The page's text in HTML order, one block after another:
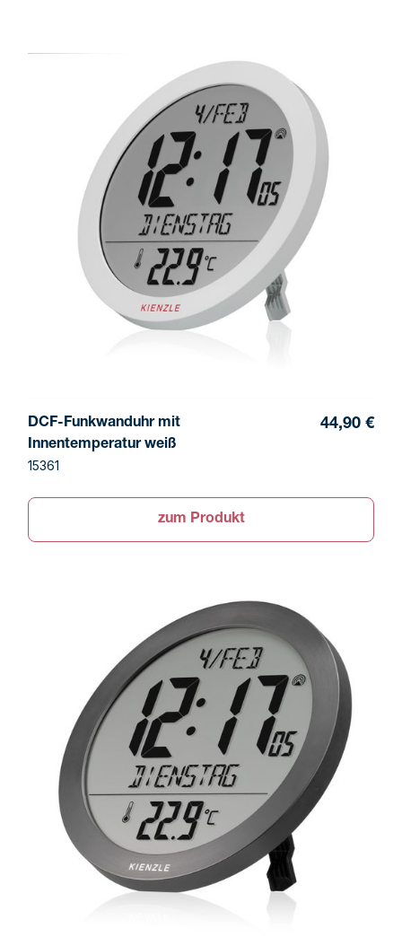
DCF-Funkwanduhr mit
Innentemperatur weiß
15361
44,90 €
zum Produkt